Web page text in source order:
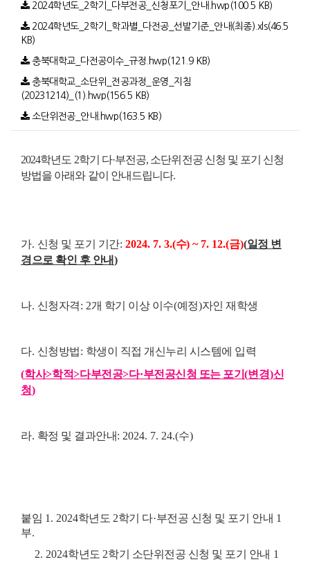
2024학년도_2학기_다부전공_신청포기_안내.hwp(100.5 KB)
2024학년도_2학기_학과별_다전공_선발기준_안내(최종).xls(46.5
KB)
충북대학교_다전공이수_규정.hwp(121.9 KB)
충북대학교_소단위_전공과정_운영_지침
(20231214)_(1).hwp(156.5 KB)
소단위전공_안내.hwp(163.5 KB)
2024학년도 2학기 다·부전공, 소단위전공 신청 및 포기 신청
방법을 아래와 같이 안내드립니다.
가. 신청 및 포기 기간: 2024. 7. 3.(수) ~ 7. 12.(금)(일정 변
경으로 확인 후 안내)
나. 신청자격: 2개 학기 이상 이수(예정)자인 재학생
다. 신청방법: 학생이 직접 개신누리 시스템에 입력
(학사>학적>다부전공>다·부전공신청 또는 포기(변경)신
청)
라. 확정 및 결과안내: 2024. 7. 24.(수)
붙임 1. 2024학년도 2학기 다·부전공 신청 및 포기 안내 1
부.
2. 2024학년도 2학기 소단위전공 신청 및 포기 안내 1